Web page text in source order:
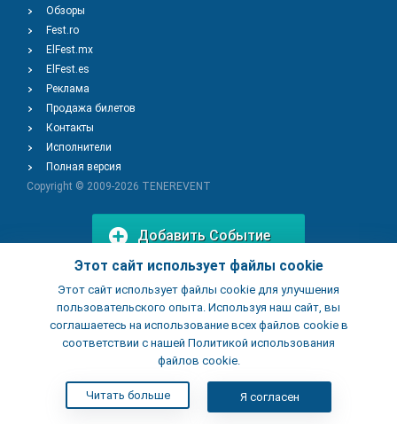
Этот сайт использует файлы cookie
Этот сайт использует файлы cookie для улучшения
пользовательского опыта. Используя наш сайт, вы
соглашаетесь на использование всех файлов cookie в
соответствии с нашей Политикой использования
файлов cookie.
Читать больше Я согласен
Обзоры
Fest.ro
ElFest.mx
ElFest.es
Реклама
Продажа билетов
Контакты
Исполнители
Полная версия
Copyright © 2009-2026 TENEREVENT
Добавить Событие
Добавить Заведение